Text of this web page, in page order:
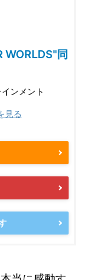
同
ンメント
見る